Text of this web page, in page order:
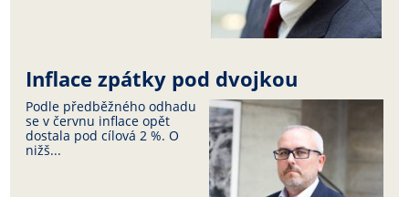
Inflace zpátky pod dvojkou
Podle předběžného odhadu
se v červnu inflace opět
dostala pod cílová 2 %. O
nižš...